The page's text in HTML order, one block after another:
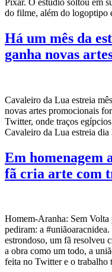
do filme, além do
Há um mês da
ganha novas
Cavaleiro da Lua estreia
novas artes promocionais
Twitter, onde traços
Cavaleiro da Lua estreia
Em homenagem
fã cria arte com
Homem-Aranha: Sem Volta
pediram: a
estrondoso, um fã resolveu
a obra como um todo, a
feita no Twitter e o